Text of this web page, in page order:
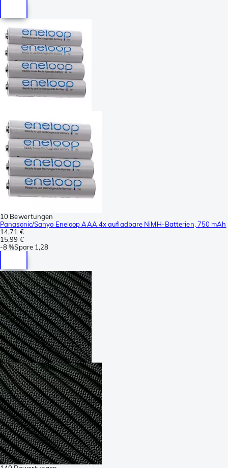
10 Bewertungen
Panasonic/Sanyo Eneloop AAA 4x aufladbare NiMH-Batterien, 750 mAh
14,71 €
15,99 €
-8 %Spare 1,28